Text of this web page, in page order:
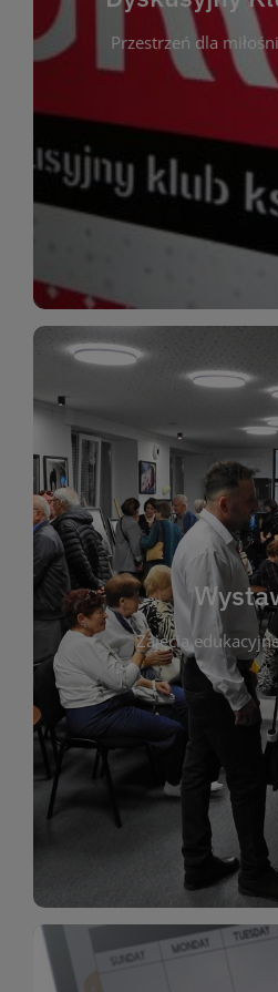
Przestrzeń dla
Dyskusyjny
Dyskusyjny Klub Książki
miłośników literatury,
opiniami i emocjami po
regularnie, by rozmawiać o
różnych gatunków
okazja do inspirującej
Zajęcia
Biblioteka organizuje
sztukę lokalnych twórców,
W tej sekcji znajdziesz
ekspozycjach oraz
poprzednich lat.
malarstwo, fotografię,
artystyczne. Każda
do kontaktu z kulturą i
biblioteki. Serdecznie
miłośników
WIĘCEJ